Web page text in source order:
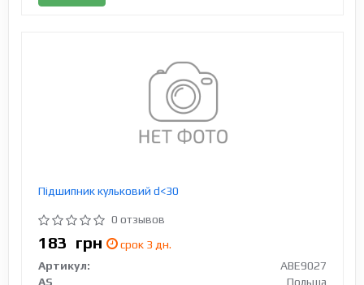
Підшипник кульковий d<30
0 отзывов
183 грн
срок 3 дн.
Артикул:
ABE9027
AS
Польша